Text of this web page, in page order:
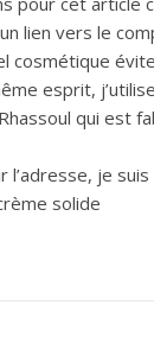
lien vers le
cosmétique
esprit,
qui est
l’adresse, je
solide